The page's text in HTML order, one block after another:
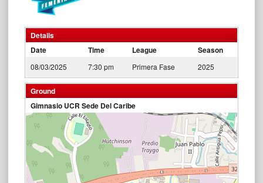
Details
Date
Time League Season
08/03/2025 7:30 pm Primera Fase 2025
Ground
Gimnasio UCR Sede Del Caribe